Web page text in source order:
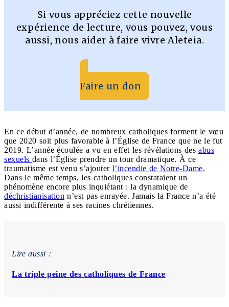
Si vous appréciez cette nouvelle
expérience de lecture, vous pouvez, vous
aussi, nous aider à faire vivre Aleteia.
Faire un don
En ce début d’année, de nombreux catholiques forment le vœu
que 2020 soit plus favorable à l’Église de France que ne le fut
2019. L’année écoulée a vu en effet les révélations des abus
sexuels dans l’Église prendre un tour dramatique. À ce
traumatisme est venu s’ajouter l’incendie de Notre-Dame.
Dans le même temps, les catholiques constataient un
phénomène encore plus inquiétant : la dynamique de
déchristianisation n’est pas enrayée. Jamais la France n’a été
aussi indifférente à ses racines chrétiennes.
Lire aussi :
La triple peine des catholiques de France